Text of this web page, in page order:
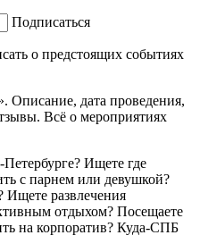
Подписаться
о предстоящих событиях
Описание, дата проведения,
Всё о мероприятиях
Ищете где
с парнем или девушкой?
Ищете развлечения
отдыхом? Посещаете
на корпоратив? Куда-СПБ